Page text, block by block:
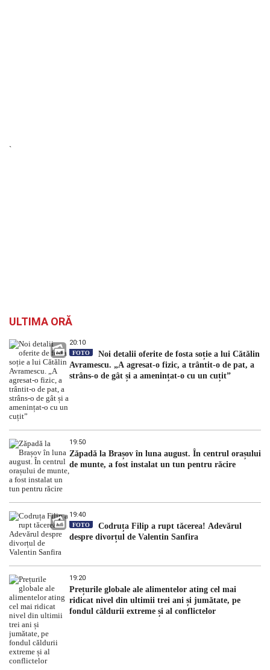
`
ULTIMA ORĂ
20:10
FOTO
Noi detalii oferite de fosta soție a lui Cătălin
Avramescu. „A agresat-o fizic, a trântit-o de pat, a
strâns-o de gât și a amenințat-o cu un cuțit”
19:50
Zăpadă la Brașov în luna august. În centrul orașului
de munte, a fost instalat un tun pentru răcire
19:40
FOTO
Codruța Filip a rupt tăcerea! Adevărul
despre divorțul de Valentin Sanfira
19:20
Prețurile globale ale alimentelor ating cel mai
ridicat nivel din ultimii trei ani și jumătate, pe
fondul căldurii extreme și al conflictelor